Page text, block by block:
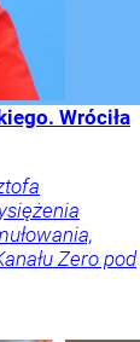
Wróciła
Zero pod